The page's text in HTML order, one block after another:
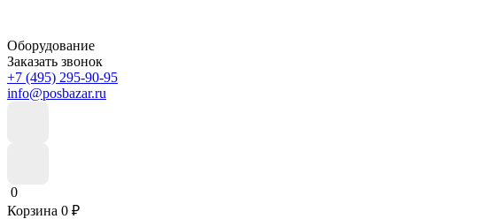
Оборудование
Заказать звонок
+7 (495) 295-90-95
info@posbazar.ru
0
Корзина 0 ₽